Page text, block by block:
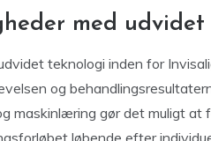
med
teknologi inden for
og
maskinlæring gør det muligt
løbende efter